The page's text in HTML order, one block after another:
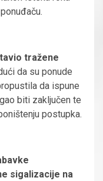
tražene
da su ponude
da ispune
biti zaključen te
postupka.
sigalizacije na